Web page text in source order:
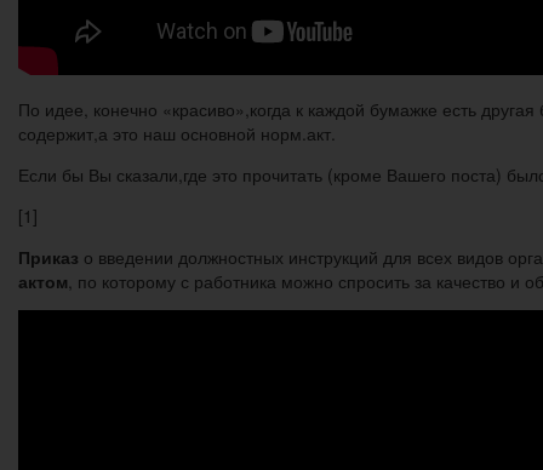
По идее, конечно «красиво»,когда к каждой бумажке есть
содержит,а это наш основной норм.акт.
Если бы Вы сказали,где это прочитать (кроме Вашего поста)
[1]
Приказ о введении должностных инструкций для всех видов
актом , по которому с работника можно спросить за качество